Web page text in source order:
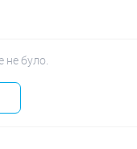
не було.